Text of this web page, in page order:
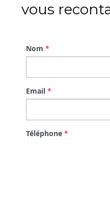
vous
Nom *
Email *
Téléphone *